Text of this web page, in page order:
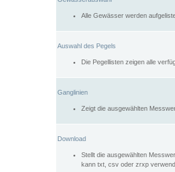
Alle Gewässer werden
Auswahl des Pegels
Die Pegellisten zeigen alle
Ganglinien
Zeigt die ausgewählten
Download
Stellt die ausgewählten
kann txt, csv oder zrxp